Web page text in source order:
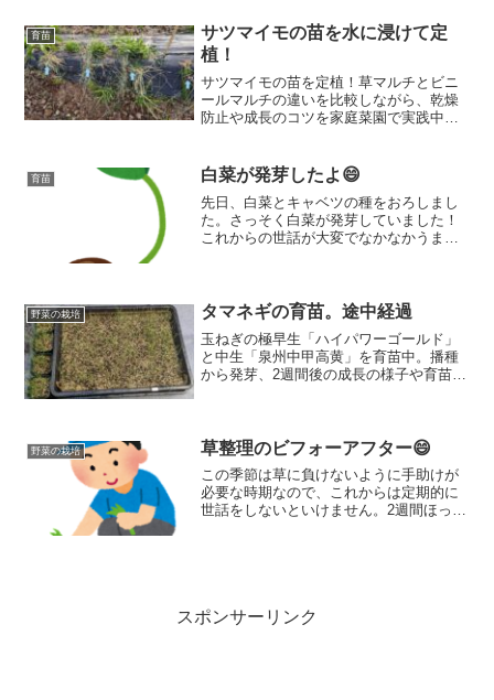
定植することにしました。ムシも出てき
ていないし病気にもなりにくいかな？と
思っています。
育苗
サツマイモの苗を水に浸けて定
植！
サツマイモの苗を定植！草マルチとビニ
ールマルチの違いを比較しながら、乾燥
防止や成長のコツを家庭菜園で実践中で
育苗 白菜が発芽したよ😄
先日、白菜とキャベツの種をおろしまし
た。さっそく白菜が発芽していました！
これからの世話が大変でなかなかうまく
野菜の栽培 タマネギの育苗。途中経過
玉ねぎの極早生「ハイパワーゴールド」
と中生「泉州中甲高黄」を育苗中。播種
から発芽、2週間後の成長の様子や育苗の
野菜の栽培 草整理のビフォーアフター😄
この季節は草に負けないように手助けが
必要な時期なので、これからは定期的に
世話をしないといけません。2週間ほった
スポンサーリンク